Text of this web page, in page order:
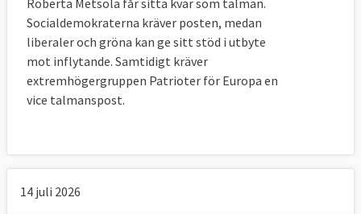
Socialdemokraterna kräver posten, medan
liberaler och gröna kan ge sitt stöd i utbyte
mot inflytande. Samtidigt kräver
extremhögergruppen Patrioter för Europa en
vice talmanspost.
14 juli 2026